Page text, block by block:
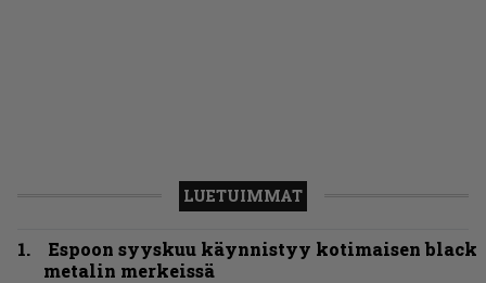
LUETUIMMAT
Espoon syyskuu käynnistyy kotimaisen black
metalin merkeissä